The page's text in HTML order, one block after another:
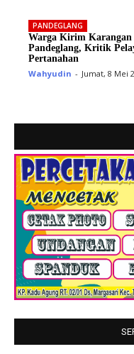
PANDEGLANG
Warga Kirim Karangan
Pandeglang, Kritik
Pertanahan
Wahyudin - Jumat, 8 Mei